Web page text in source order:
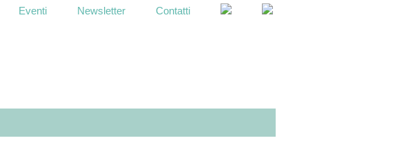
Eventi Newsletter Contatti